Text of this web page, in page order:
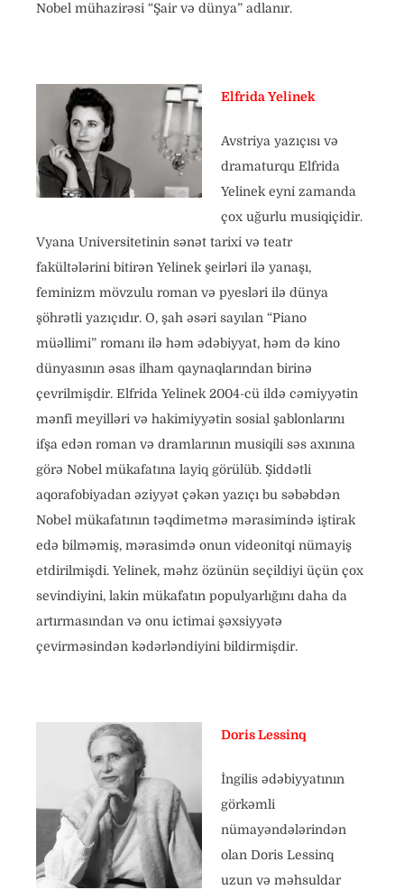
Nobel mühazirəsi “Şair və dünya” adlanır.
Elfrida Yelinek
Avstriya yazıçısı və
dramaturqu Elfrida
Yelinek eyni zamanda
çox uğurlu musiqiçidir.
Vyana Universitetinin sənət tarixi və teatr
fakültələrini bitirən Yelinek şeirləri ilə yanaşı,
feminizm mövzulu roman və pyesləri ilə dünya
şöhrətli yazıçıdır. O, şah əsəri sayılan “Piano
müəllimi” romanı ilə həm ədəbiyyat, həm də kino
dünyasının əsas ilham qaynaqlarından birinə
çevrilmişdir. Elfrida Yelinek 2004-cü ildə cəmiyyətin
mənfi meyilləri və hakimiyyətin sosial şablonlarını
ifşa edən roman və dramlarının musiqili səs axınına
görə Nobel mükafatına layiq görülüb. Şiddətli
aqorafobiyadan əziyyət çəkən yazıçı bu səbəbdən
Nobel mükafatının təqdimetmə mərasimində iştirak
edə bilməmiş, mərasimdə onun videonitqi nümayiş
etdirilmişdi. Yelinek, məhz özünün seçildiyi üçün çox
sevindiyini, lakin mükafatın populyarlığını daha da
artırmasından və onu ictimai şəxsiyyətə
çevirməsindən kədərləndiyini bildirmişdir.
Doris Lessinq
İngilis ədəbiyyatının
görkəmli
nümayəndələrindən
olan Doris Lessinq
uzun və məhsuldar